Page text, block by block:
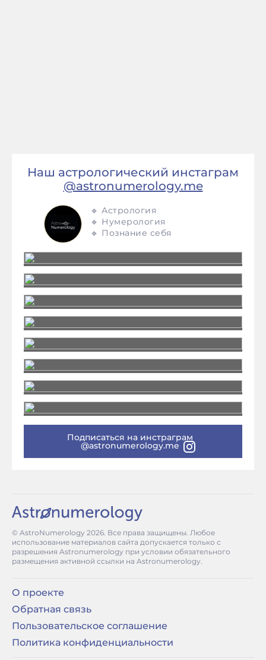
Наш астрологический инстаграм
@astronumerology.me
🔹 Астрология
🔹 Нумерология
🔹 Познание себя
Подписаться на инстраграм
@astronumerology.me
© AstroNumerology 2026. Все права защищены. Любое
использование материалов сайта допускается только с
разрешения Astronumerology при условии обязательного
размещения активной ссылки на Astronumerology.
О проекте
Обратная связь
Пользовательское соглашение
Политика конфиденциальности